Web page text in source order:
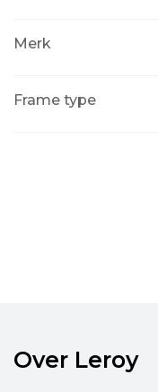
Merk
Frame type
Over Leroy